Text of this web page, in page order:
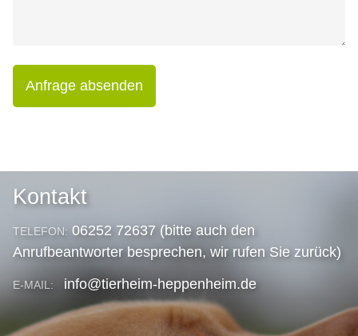
Anfrage absenden
Kontakt
TELEFON: 06252 72637 (bitte auch den
Anrufbeantworter besprechen, wir rufen Sie zurück)
E-MAIL: info@tierheim-heppenheim.de